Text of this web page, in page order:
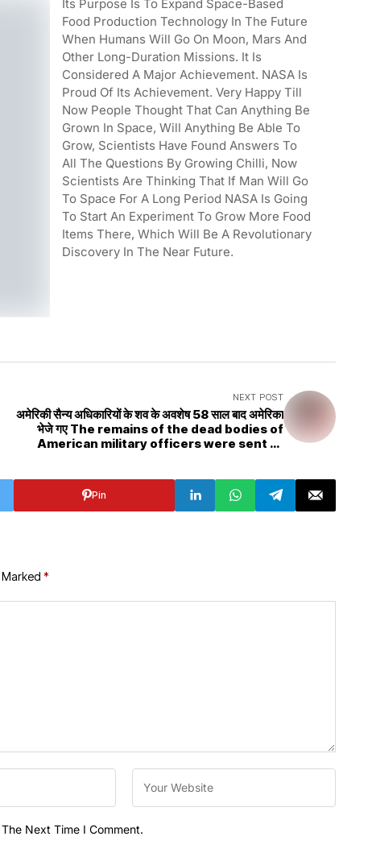
Its Purpose Is To Expand Space-Based
Food Production Technology In The Future
When Humans Will Go On Moon, Mars And
Other Long-Duration Missions. It Is
Considered A Major Achievement. NASA Is
Proud Of Its Achievement. Very Happy Till
Now People Thought That Can Anything Be
Grown In Space, Will Anything Be Able To
Grow, Scientists Have Found Answers To
All The Questions By Growing Chilli, Now
Scientists Are Thinking That If Man Will Go
To Space For A Long Period NASA Is Going
To Start An Experiment To Grow More Food
Items There, Which Will Be A Revolutionary
Discovery In The Near Future.
NEXT POST
अमेरिकी सैन्य अधिकारियों के शव के अवशेष 58 साल बाद अमेरिका
भेजे गए The remains of the dead bodies of
American military officers were sent to
Pin
Marked *
Next Time I Comment.